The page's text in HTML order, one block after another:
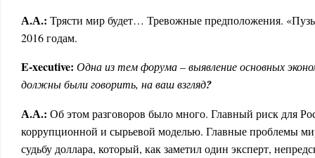
А.А.: Трясти мир будет… Тревожные предположения.
2016 годам.
E-xecutive: Одна из тем форума – выявление основных
должны были говорить, на ваш взгляд?
А.А.: Об этом разговоров было много. Главный риск для
коррупционной и сырьевой моделью. Главные проблемы
судьбу доллара, который, как заметил один эксперт,